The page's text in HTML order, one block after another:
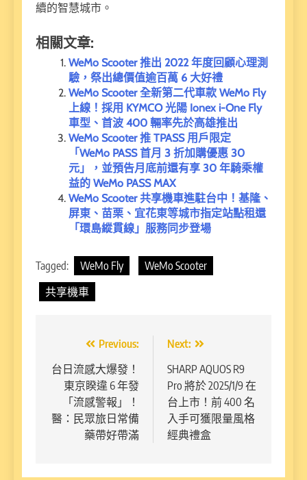
續的智慧城市。
相關文章:
WeMo Scooter 推出 2022 年度回顧心理測
驗，祭出總價值逾百萬 6 大好禮
WeMo Scooter 全新第二代車款 WeMo Fly
上線！採用 KYMCO 光陽 Ionex i-One Fly
車型、首波 400 輛率先於高雄推出
WeMo Scooter 推 TPASS 用戶限定
「WeMo PASS 首月 3 折加購優惠 30
元」，並預告月底前還有享 30 年騎乘權
益的 WeMo PASS MAX
WeMo Scooter 共享機車進駐台中！基隆、
屏東、苗栗、宜花東等城市指定站點租還
「環島縱貫線」服務同步登場
Tagged: WeMo Fly
WeMo Scooter
共享機車
章
導
覽
Previous:
台日流感大爆發！
東京睽違 6 年發
「流感警報」！
醫：民眾旅日常備
藥帶好帶滿
Next:
SHARP AQUOS R9
Pro 將於 2025/1/9 在
台上市！前 400 名
入手可獲限量風格
經典禮盒